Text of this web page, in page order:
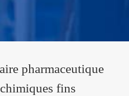
pharmaceutique
fins